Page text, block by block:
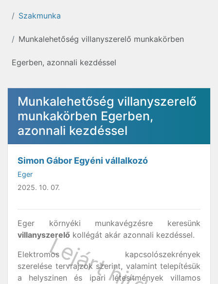
Szakmunka
Munkalehetőség villanyszerelő munkakörben
Egerben, azonnali kezdéssel
Munkalehetőség villanyszerelő
munkakörben Egerben,
azonnali kezdéssel
Simon Gábor Egyéni vállalkozó
Eger
2025. 10. 07.
Eger környéki munkavégzésre keresünk
villanyszerelő kollégát akár azonnali kezdéssel.
Elektromos kapcsolószekrények
szerelése tervrajzok szerint, valamint telepítésük
a helyszinen és ipari létesítmények villamos